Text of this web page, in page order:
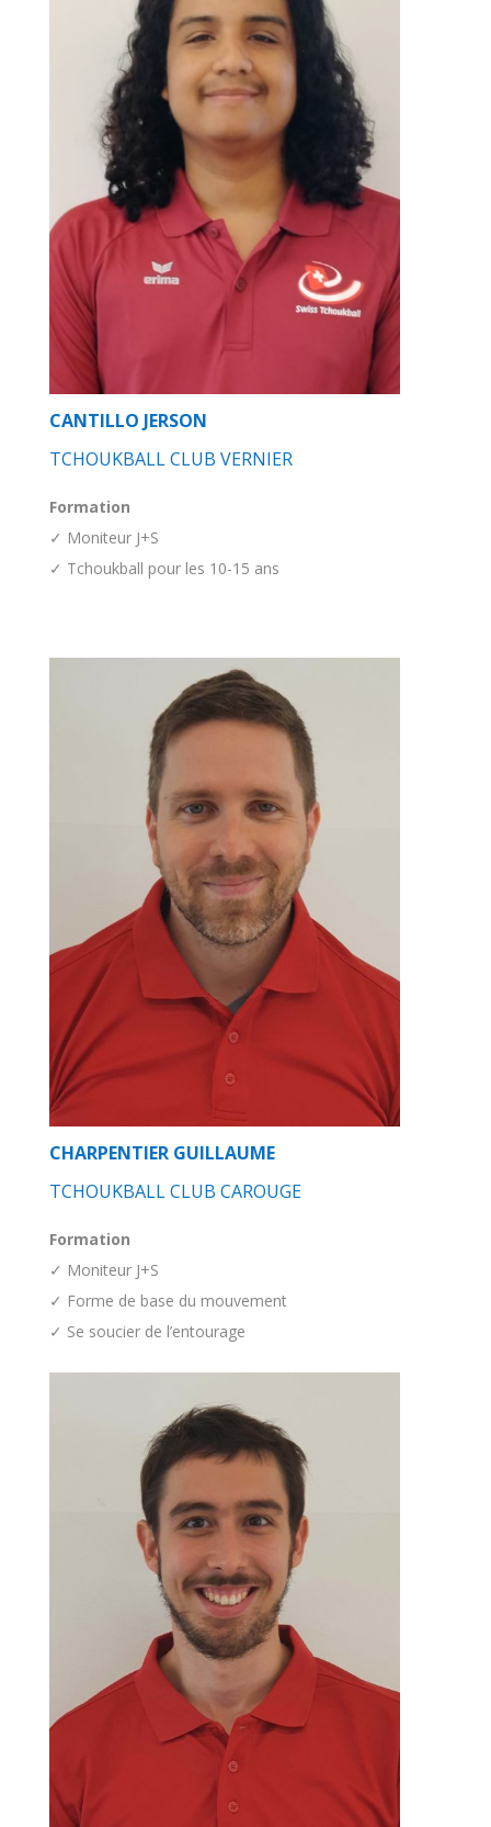
CANTILLO JERSON
TCHOUKBALL CLUB VERNIER
Formation
✓ Moniteur J+S
✓ Tchoukball pour les 10-15 ans
CHARPENTIER GUILLAUME
TCHOUKBALL CLUB CAROUGE
Formation
✓ Moniteur J+S
✓ Forme de base du mouvement
✓ Se soucier de l’entourage